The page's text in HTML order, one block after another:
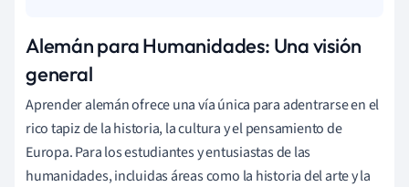
Alemán para Humanidades: Una visión
general
Aprender alemán ofrece una vía única para adentrarse en el
rico tapiz de la historia, la cultura y el pensamiento de
Europa. Para los estudiantes y entusiastas de las
humanidades, incluidas áreas como la historia del arte y la